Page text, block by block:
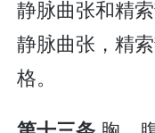
静脉曲张和精
静脉曲张，精
格。